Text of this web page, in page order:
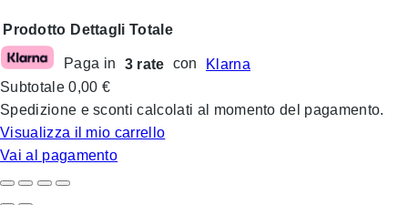
Prodotti
nel
carrello
Prodotto Dettagli Totale
Paga in 3 rate con
Klarna
Subtotale0,00 €
Spedizione e sconti calcolati al momento del pagamento.
Visualizza il mio carrello
Vai al pagamento